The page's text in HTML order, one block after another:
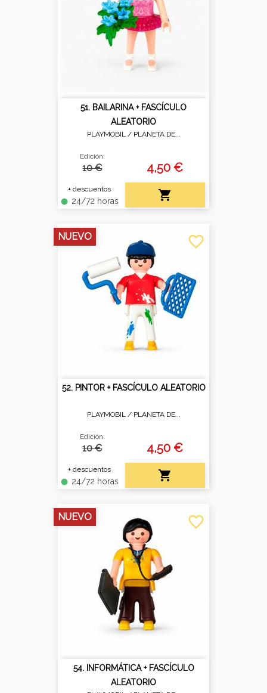
51. BAILARINA + FASCÍCULO
ALEATORIO
PLAYMOBIL / PLANETA DE...
Edición:
10 €
+ descuentos
fiber_manual_record 24/72 horas
4,50 €

52. PINTOR + FASCÍCULO ALEATORIO
PLAYMOBIL / PLANETA DE...
Edición:
10 €
+ descuentos
fiber_manual_record 24/72 horas
4,50 €

favorite_border
NUEVO
54. INFORMÁTICA + FASCÍCULO
ALEATORIO
favorite_border
NUEVO